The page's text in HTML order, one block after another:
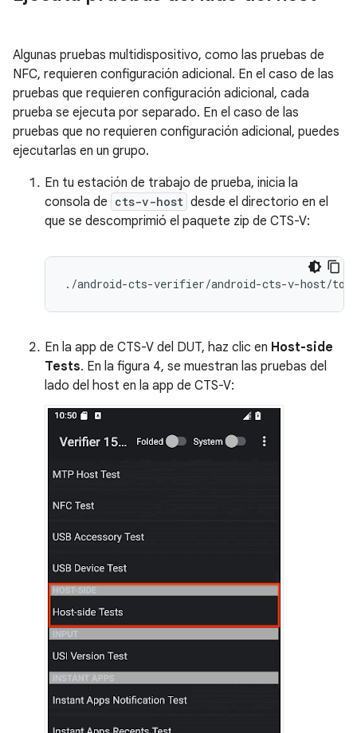
Algunas pruebas multidispositivo, como las pruebas de
NFC, requieren configuración adicional. En el caso de las
pruebas que requieren configuración adicional, cada
prueba se ejecuta por separado. En el caso de las
pruebas que no requieren configuración adicional, puedes
ejecutarlas en un grupo.
En tu estación de trabajo de prueba, inicia la
consola de cts-v-host desde el directorio en el
que se descomprimió el paquete zip de CTS-V:
./android-cts-verifier/android-cts-v-host/
En la app de CTS-V del DUT, haz clic en Host-side
Tests. En la figura 4, se muestran las pruebas del
lado del host en la app de CTS-V: